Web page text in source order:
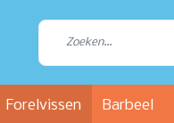
Forelvissen Barbeel